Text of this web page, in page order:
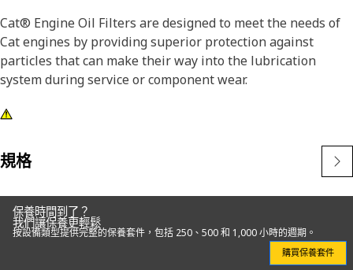
Cat® Engine Oil Filters are designed to meet the needs of
Cat engines by providing superior protection against
particles that can make their way into the lubrication
system during service or component wear.
規格
保養時間到了？
我們讓保養更輕鬆
按設備類型提供完整的保養套件，包括 250、500 和 1,000 小時的週期。
購買保養套件